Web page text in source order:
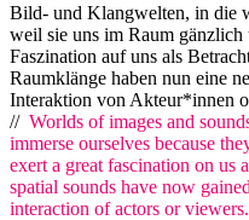
Bild- und Klangwelten, in die
weil sie uns im Raum gänzlich
Faszination auf uns als
Raumklänge haben nun eine
Interaktion von Akteur*innen
// Worlds of images and
immerse ourselves because
exert a great fascination on us
spatial sounds have now
interaction of actors or viewers.